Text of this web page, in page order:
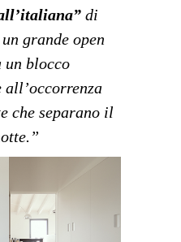
di
grande open
un blocco
che separano il